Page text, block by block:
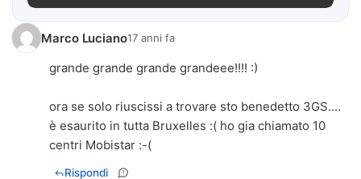
Marco Luciano17 anni fa
grande grande grande grandeee!!!! :)
ora se solo riuscissi a trovare sto benedetto 3GS....
è esaurito in tutta Bruxelles :( ho gia chiamato 10
centri Mobistar :-(
Rispondi